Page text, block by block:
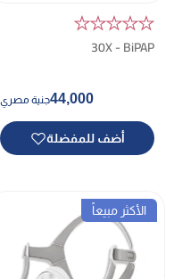
★★★★★
30X - BiPAP
جنية مصري44,000
أضف للمفضلة
الأكثر مبيعاً